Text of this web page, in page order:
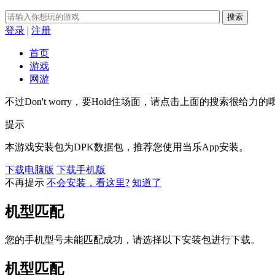
登录 | 注册
首页
游戏
网游
不过Don't worry，要Hold住场面，请点击上面的搜索很给力的
提示
本游戏安装包为DPK数据包，推荐您使用当乐App安装。
下载电脑版 下载手机版
不再提示 不会安装，看这里? 知道了
机型匹配
您的手机型号未能匹配成功，请选择以下安装包进行下载。
机型匹配